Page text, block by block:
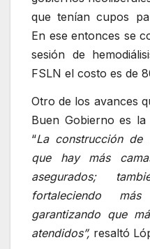
que tenían cupos
En ese entonces se
sesión de
FSLN el costo es de
Otro de los avances
Buen Gobierno es la
“La construcción de
que hay más
asegurados;
fortaleciendo
garantizando que
atendidos”, resaltó